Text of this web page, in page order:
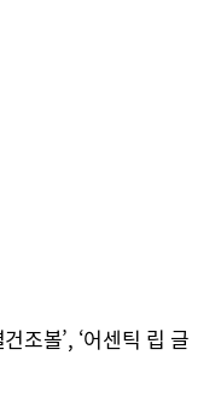
조볼’, ‘어센틱 립 글